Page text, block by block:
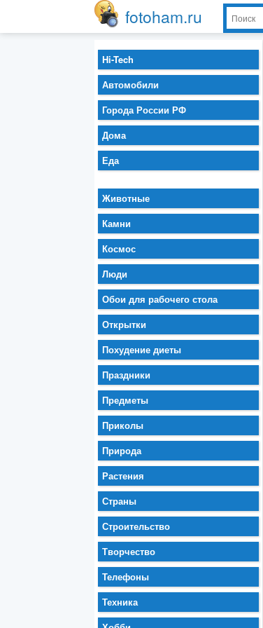
fotoham.ru
Hi-Tech
Автомобили
Города России РФ
Дома
Еда
Животные
Камни
Космос
Люди
Обои для рабочего стола
Открытки
Похудение диеты
Праздники
Предметы
Приколы
Природа
Растения
Страны
Строительство
Творчество
Телефоны
Техника